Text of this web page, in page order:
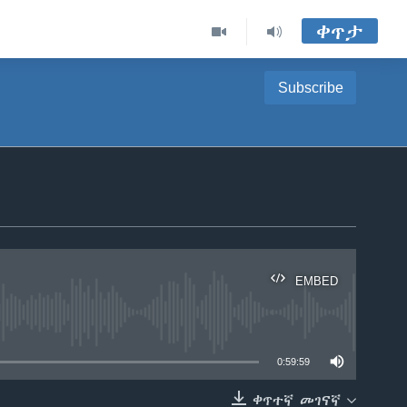
ቀጥታ
Subscribe
EMBED
0:59:59
ቀጥተኛ መገናኛ